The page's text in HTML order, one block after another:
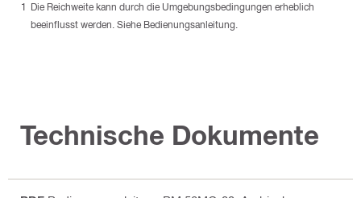
Die Reichweite kann durch die Umgebungsbedingungen erheblich
beeinflusst werden. Siehe Bedienungsanleitung.
Technische Dokumente